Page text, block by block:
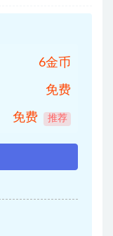
6金币
免费
免费 推荐